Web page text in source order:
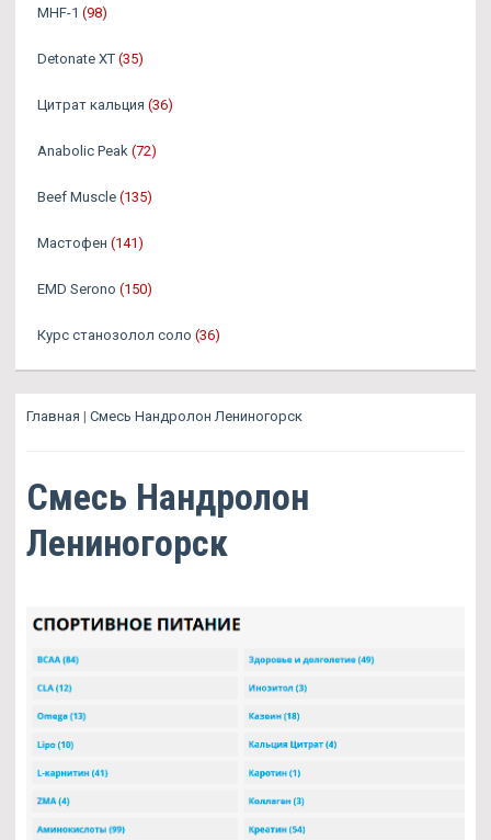
MHF-1 (98)
Detonate XT (35)
Цитрат кальция (36)
Anabolic Peak (72)
Beef Muscle (135)
Мастофен (141)
EMD Serono (150)
Курс станозолол соло (36)
Главная | Смесь Нандролон Лениногорск
Смесь Нандролон
Лениногорск